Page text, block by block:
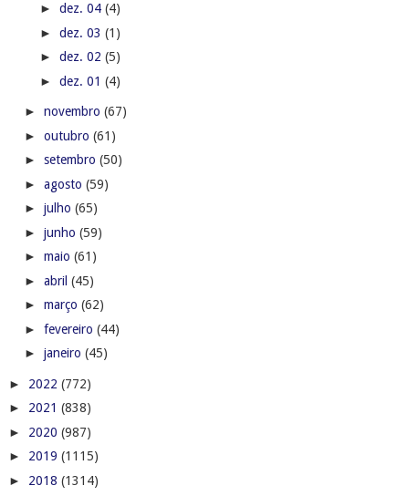
► dez. 04 (4)
► dez. 03 (1)
► dez. 02 (5)
► dez. 01 (4)
► novembro (67)
► outubro (61)
► setembro (50)
► agosto (59)
► julho (65)
► junho (59)
► maio (61)
► abril (45)
► março (62)
► fevereiro (44)
► janeiro (45)
► 2022 (772)
► 2021 (838)
► 2020 (987)
► 2019 (1115)
► 2018 (1314)